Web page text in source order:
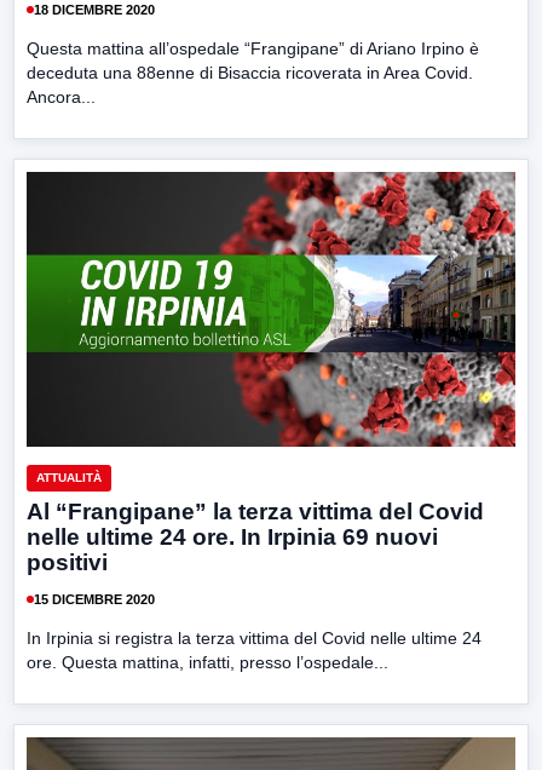
18 DICEMBRE 2020
Questa mattina all’ospedale “Frangipane” di Ariano Irpino è
deceduta una 88enne di Bisaccia ricoverata in Area Covid.
Ancora...
ATTUALITÀ
Al “Frangipane” la terza vittima del Covid
nelle ultime 24 ore. In Irpinia 69 nuovi
positivi
15 DICEMBRE 2020
In Irpinia si registra la terza vittima del Covid nelle ultime 24
ore. Questa mattina, infatti, presso l’ospedale...